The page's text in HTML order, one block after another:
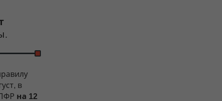
в
на 12